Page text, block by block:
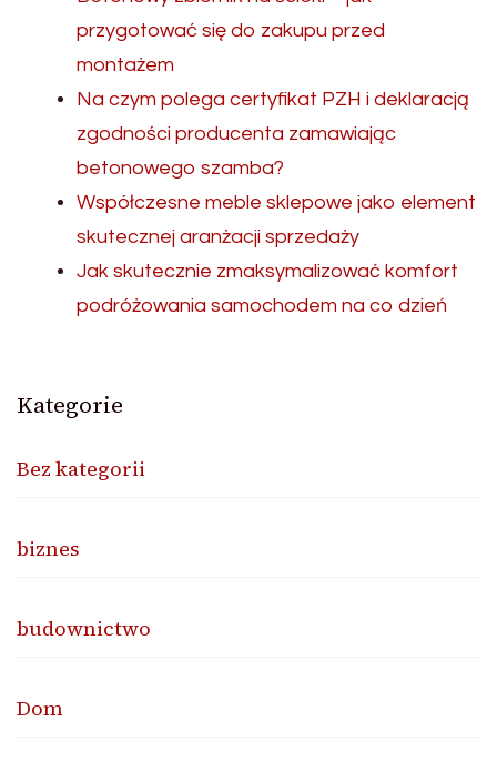
przygotować się do zakupu przed
montażem
Na czym polega certyfikat PZH i deklaracją
zgodności producenta zamawiając
betonowego szamba?
Współczesne meble sklepowe jako element
skutecznej aranżacji sprzedaży
Jak skutecznie zmaksymalizować komfort
podróżowania samochodem na co dzień
Kategorie
Bez kategorii
biznes
budownictwo
Dom